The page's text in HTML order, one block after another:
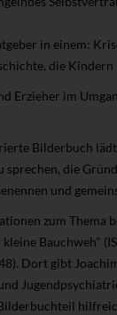
in einem:
die
Erzieher im
Bilderbuch
sprechen, die
und
zum Thema
Bauchweh"
Dort gibt